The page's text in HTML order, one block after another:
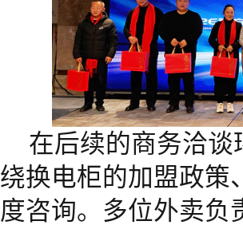
在后续的商务洽
绕换电柜的加盟政策
度咨询。多位外卖负